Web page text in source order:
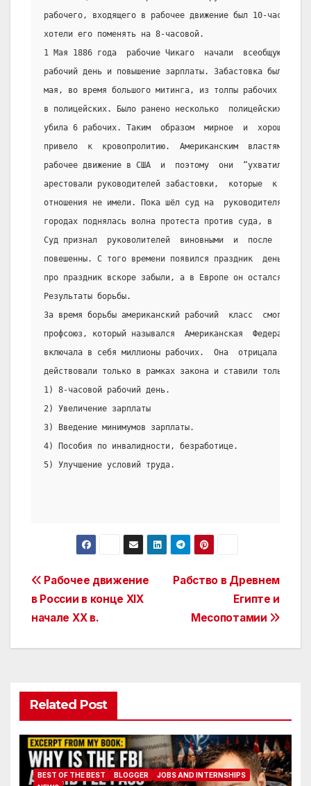
рабочего, входящего в рабочее движение был 10-
хотели его поменять на 8-часовой.
1 Мая 1886 года  рабочие Чикаго  начали  всеобщую
рабочий день и повышение зарплаты. Забастовка была
мая, во время большого митинга, из толпы рабочих кем-
в полицейских. Было ранено несколько  полицейских,
убила 6 рабочих. Таким  образом  мирное  и  хорошо
привело  к  кровопролитию.  Американским  властям
рабочее движение в США  и  поэтому  они
арестовали руководителей забастовки,  которые  к  этой
отношения не имели. Пока шёл суд на  руководителями
городах поднялась волна протеста против суда, в
Суд признал  руковолителей  виновными  и  после  суда
повешенны. С того времени появился праздник  день
про праздник вскоре забыли, а в Европе он остался.
Результаты борьбы.
За время борьбы американский рабочий  класс  смог
профсоюз, который назывался  Американская  Федерация
включала в себя миллионы рабочих.  Она  отрицала
действовали только в рамках закона и ставили только
1) 8-часовой рабочий день.
2) Увеличение зарплаты
3) Введение минимумов зарплаты.
4) Пособия по инвалидности, безработице.
5) Улучшение условий труда.
Post
navigation
Рабство в Древнем
Египте и
Месопотамии
Рабочее движение
в России в конце XIX
начале XX в.
Related Post
BEST OF THE BEST BLOGGER
JOBS AND INTERNSHIPS